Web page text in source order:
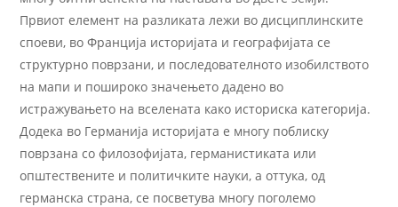
Првиот елемент на разликата лежи во дисциплинските
споеви, во Франција историјата и географијата се
структурно поврзани, и последователното изобилството
на мапи и пошироко значењето дадено во
истражувањето на вселената како историска категорија.
Додека во Германија историјата е многу поблиску
поврзана со филозофијата, германистиката или
општествените и политичките науки, а оттука, од
германска страна, се посветува многу поголемо